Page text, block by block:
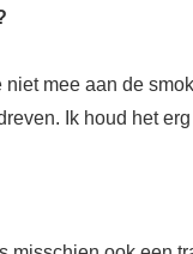
mee aan de
Ik houd het